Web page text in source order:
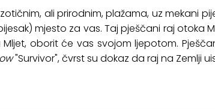
ali prirodnim, plažama, uz mekani
mjesto za vas. Taj pješčani raj otoka
oborit će vas svojom ljepotom.
"Survivor", čvrst su dokaz da raj na Zemlji